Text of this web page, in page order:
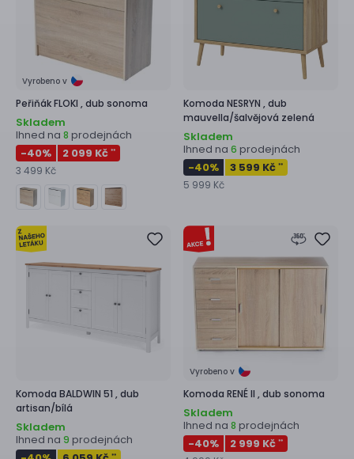
Vyrobeno v
PeřiňákFLOKI ,dub sonoma
Skladem
Ihned na 8 prodejnách
-40% 2 099 Kč **
3 499 Kč
Komoda NESRYN ,dub
mauvella/šalvějová zelená
Skladem
Ihned na 6 prodejnách
-40% 3 599 Kč **
5 999 Kč
Komoda BALDWIN 51 , dub
artisan/bílá
Skladem
Ihned na 9 prodejnách
**
Vyrobeno v
Komoda RENÉ II , dub sonoma
Skladem
Ihned na 8 prodejnách
-40% 2 999 Kč **